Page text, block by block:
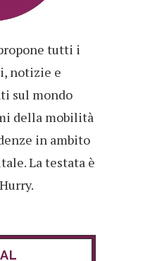
tutti i
notizie e
sul mondo
della mobilità
in ambito
La testata è